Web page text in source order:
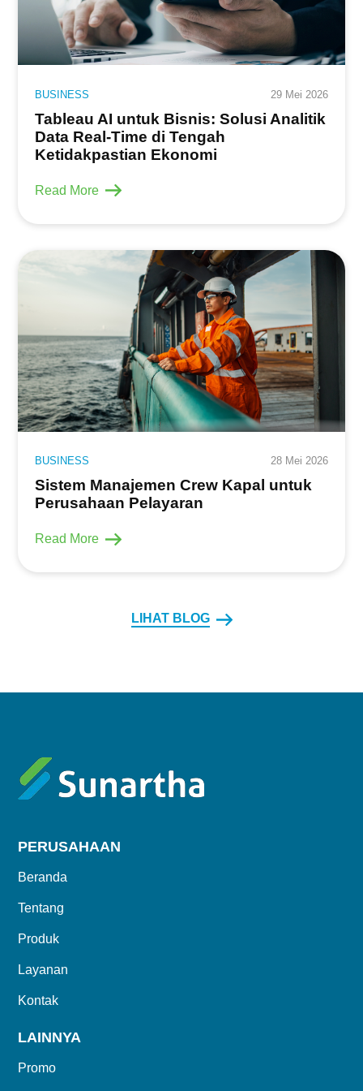
BUSINESS 29 Mei 2026
Tableau AI untuk Bisnis: Solusi Analitik
Data Real-Time di Tengah
Ketidakpastian Ekonomi
Read More
BUSINESS 28 Mei 2026
Sistem Manajemen Crew Kapal untuk
Perusahaan Pelayaran
Read More
LIHAT BLOG
PERUSAHAAN
Beranda
Tentang
Produk
Layanan
Kontak
LAINNYA
Promo